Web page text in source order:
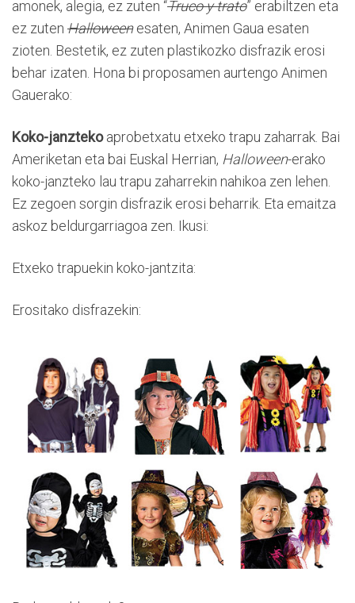
amonek, alegia, ez zuten “Truco y trato” erabiltzen eta
ez zuten Halloweenesaten, Animen Gaua esaten
zioten. Bestetik, ez zuten plastikozko disfrazik erosi
behar izaten. Hona bi proposamen aurtengo Animen
Gauerako:
Koko-janztekoaprobetxatu etxeko trapu zaharrak. Bai
Ameriketan eta bai Euskal Herrian, Halloween-erako
koko-janzteko lau trapu zaharrekin nahikoa zen lehen.
Ez zegoen sorgin disfrazik erosi beharrik. Eta emaitza
askoz beldurgarriagoa zen. Ikusi:
Etxeko trapuekin koko-jantzita:
Erositako disfrazekin: